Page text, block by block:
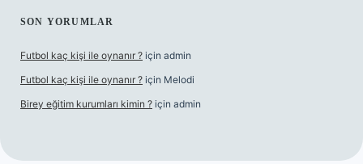
SON YORUMLAR
Futbol kaç kişi ile oynanır ? için admin
Futbol kaç kişi ile oynanır ? için Melodi
Birey eğitim kurumları kimin ? için admin